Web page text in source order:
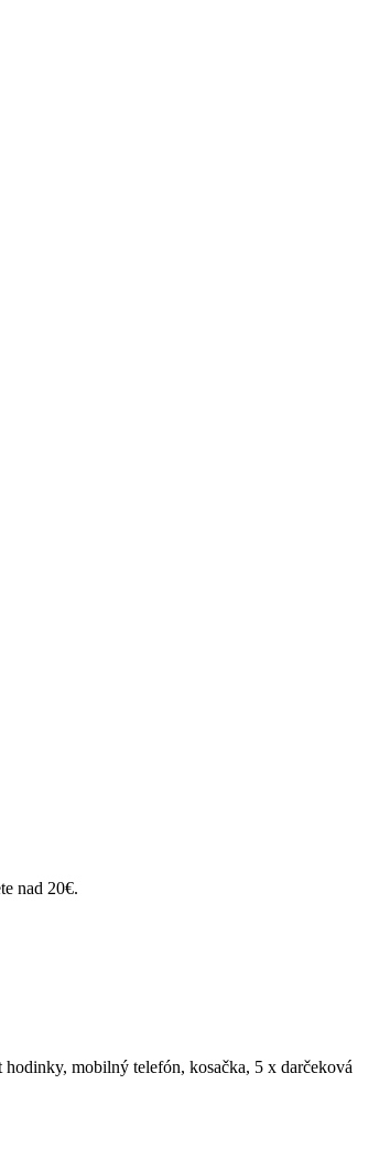
nad 20€.
mobilný telefón, kosačka, 5 x darčeková